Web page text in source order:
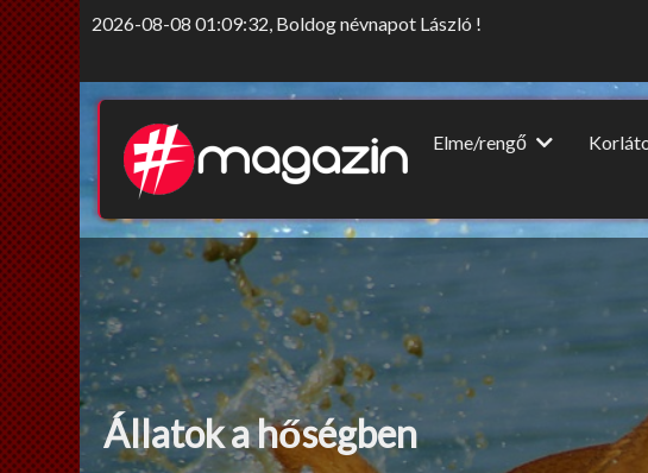
2026-08-08 01:09:32, Boldog névnapot László !
Elme/rengő
Sors-szinkópa
Állatok a hőségben